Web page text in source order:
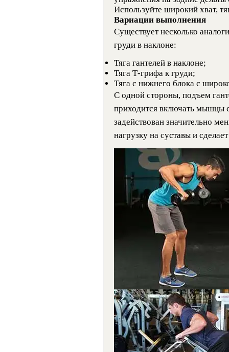
Используйте широкий хват,
Вариации выполнения
Существует несколько
груди в наклоне:
Тяга гантелей в наклоне;
Тяга Т-грифа к груди;
Тяга с нижнего блока с
С одной стороны, подъем
приходится включать мышцы
задействован значительно
нагрузку на суставы и